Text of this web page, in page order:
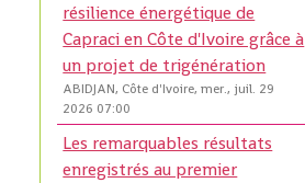
résilience énergétique de
Capraci en Côte d'Ivoire grâce à
un projet de trigénération
ABIDJAN, Côte d'Ivoire, mer., juil. 29
2026 07:00
Les remarquables résultats
enregistrés au premier